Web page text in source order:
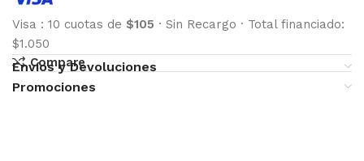
Visa : 10 cuotas de $105 · Sin Recargo · Total financiado:
$1.050
Compare
Envíos y Devoluciones
Promociones